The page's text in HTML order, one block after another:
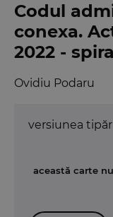
Codul
conexa.
2022 -
Ovidiu Podaru
versiunea
această carte